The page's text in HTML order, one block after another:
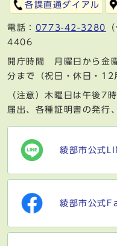
各課直通ダイアル
電話： 0773-42-3280
4406
開庁時間 月曜日から金
分まで（祝日・休日・12
（注意）木曜日は午後7
届出、各種証明書の発行
綾部市公式
綾部市公式